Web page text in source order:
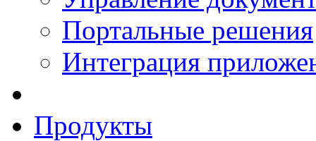
Портальные решения
Интеграция
Продукты